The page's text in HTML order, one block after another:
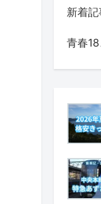
新着
青春